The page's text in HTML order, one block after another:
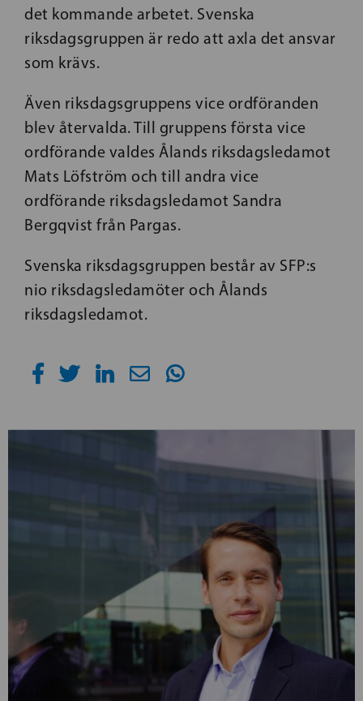
det kommande arbetet. Svenska
riksdagsgruppen är redo att axla det ansvar
som krävs.
Även riksdagsgruppens vice ordföranden
blev återvalda. Till gruppens första vice
ordförande valdes Ålands riksdagsledamot
Mats Löfström och till andra vice
ordförande riksdagsledamot Sandra
Bergqvist från Pargas.
Svenska riksdagsgruppen består av SFP:s
nio riksdagsledamöter och Ålands
riksdagsledamot.